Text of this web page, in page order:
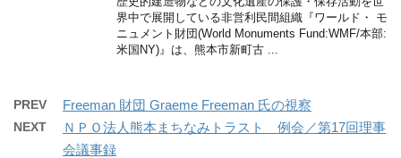
界中で展開している非営利民間組織『ワールド・ モ
ニュメント財団(World Monuments Fund:WMF/本部:
米国NY)』は、熊本市新町古 ...
PREV Freeman 財団 Graeme Freeman 氏の視察
NEXT
ＮＰＯ法人熊本まちなみトラスト 例会／第17回理事
会議事録